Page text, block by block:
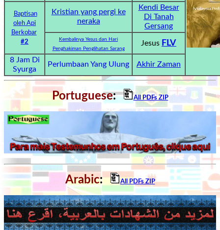
×
Baptisan
oleh Api
Berkobar
#2
Kristian yang pergi ke
neraka
Kendi Besar
Di Tanah
Gersang
Kembalinya Yesus dan Hari
Penghakiman Penglihatan Sarang
Jesus FLV
8 Jam Di
Syurga
Perlumbaan Yang Ulung Akhir Zaman
Portuguese: All PDFs ZIP
Arabic: All PDFs ZIP